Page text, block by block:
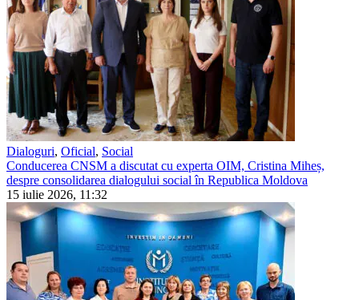
Dialoguri, Oficial, Social
Conducerea CNSM a discutat cu experta OIM, Cristina Miheș,
despre consolidarea dialogului social în Republica Moldova
15 iulie 2026, 11:32